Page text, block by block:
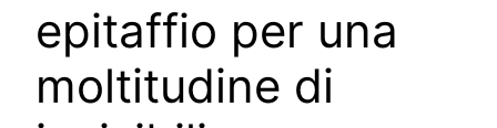
epitaffio per una
moltitudine di